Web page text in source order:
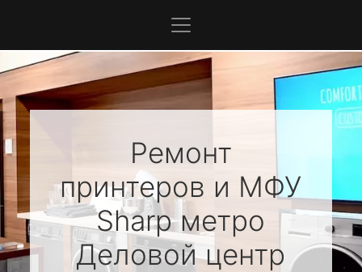
Ремонт
принтеров и МФУ
Sharpметро
Деловой центр